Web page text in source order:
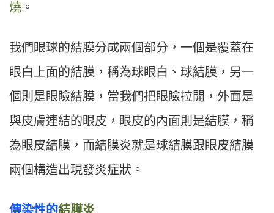
燒 。
我們眼球的結膜分成兩個部分，一個是覆蓋在
眼白上面的結膜，稱為球眼白、球結膜，另一
個則是眼瞼結膜，當我們把眼瞼拉開，外面是
與皮膚連結的眼皮，眼皮的內面則是結膜，稱
為眼皮結膜，而結膜炎就是球結膜跟眼皮結膜
兩個構造出現發炎症狀。
傳染性的結膜炎